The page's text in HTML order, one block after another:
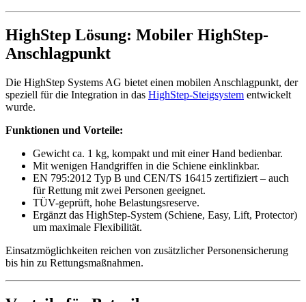
HighStep Lösung: Mobiler HighStep-
Anschlagpunkt
Die HighStep Systems AG bietet einen mobilen Anschlagpunkt, der
speziell für die Integration in das HighStep-Steigsystem entwickelt
wurde.
Funktionen und Vorteile:
Gewicht ca. 1 kg, kompakt und mit einer Hand bedienbar.
Mit wenigen Handgriffen in die Schiene einklinkbar.
EN 795:2012 Typ B und CEN/TS 16415 zertifiziert – auch
für Rettung mit zwei Personen geeignet.
TÜV-geprüft, hohe Belastungsreserve.
Ergänzt das HighStep-System (Schiene, Easy, Lift, Protector)
um maximale Flexibilität.
Einsatzmöglichkeiten reichen von zusätzlicher Personensicherung
bis hin zu Rettungsmaßnahmen.